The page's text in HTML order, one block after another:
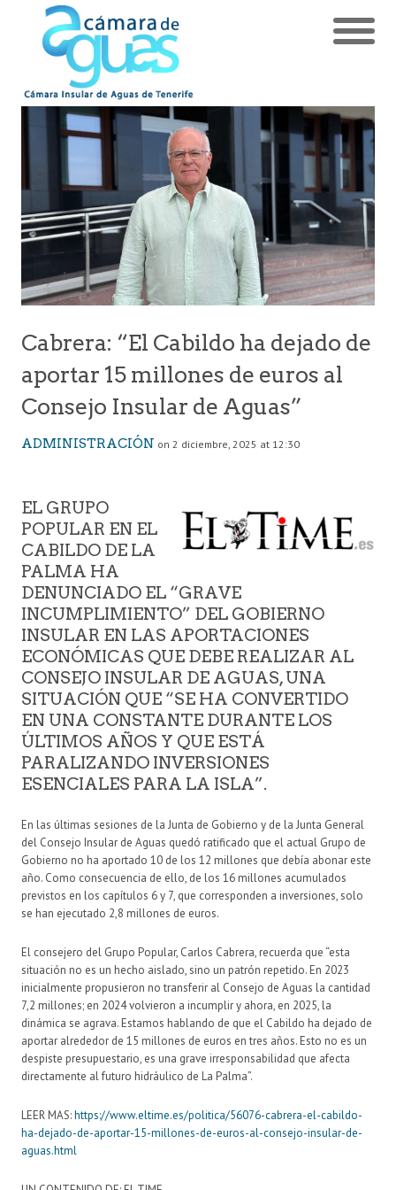
Cabrera: “El Cabildo ha dejado de
aportar 15 millones de euros al
Consejo Insular de Aguas”
ADMINISTRACIÓN on 2 diciembre, 2025 at 12:30
EL GRUPO
POPULAR EN EL
CABILDO DE LA
PALMA HA
DENUNCIADO EL “GRAVE
INCUMPLIMIENTO” DEL GOBIERNO
INSULAR EN LAS APORTACIONES
ECONÓMICAS QUE DEBE REALIZAR AL
CONSEJO INSULAR DE AGUAS, UNA
SITUACIÓN QUE “SE HA CONVERTIDO
EN UNA CONSTANTE DURANTE LOS
ÚLTIMOS AÑOS Y QUE ESTÁ
PARALIZANDO INVERSIONES
ESENCIALES PARA LA ISLA”.
En las últimas sesiones de la Junta de Gobierno y de la Junta General
del Consejo Insular de Aguas quedó ratificado que el actual Grupo de
Gobierno no ha aportado 10 de los 12 millones que debía abonar este
año. Como consecuencia de ello, de los 16 millones acumulados
previstos en los capítulos 6 y 7, que corresponden a inversiones, solo
se han ejecutado 2,8 millones de euros.
El consejero del Grupo Popular, Carlos Cabrera, recuerda que “esta
situación no es un hecho aislado, sino un patrón repetido. En 2023
inicialmente propusieron no transferir al Consejo de Aguas la cantidad
7,2 millones; en 2024 volvieron a incumplir y ahora, en 2025, la
dinámica se agrava. Estamos hablando de que el Cabildo ha dejado de
aportar alrededor de 15 millones de euros en tres años. Esto no es un
despiste presupuestario, es una grave irresponsabilidad que afecta
directamente al futuro hidráulico de La Palma”.
LEER MAS:https://www.eltime.es/politica/56076-cabrera-el-cabildo-
ha-dejado-de-aportar-15-millones-de-euros-al-consejo-insular-de-
aguas.html